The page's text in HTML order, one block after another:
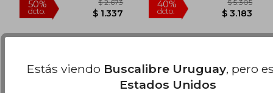
Estás viendo Buscalibre Uruguay, pero
Estados Unidos